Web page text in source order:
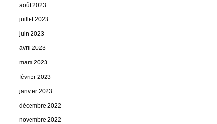
août 2023
juillet 2023
juin 2023
avril 2023
mars 2023
février 2023
janvier 2023
décembre 2022
novembre 2022